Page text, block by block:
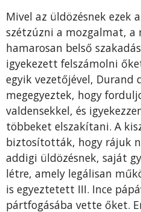
Mivel az üldözésnek ezek
szétzúzni a mozgalmat, a
hamarosan belső
igyekezett felszámolni
egyik vezetőjével, Durand
megegyeztek, hogy
valdensekkel, és
többeket elszakítani. A
biztosították, hogy rájuk
ad­digi üldözésnek, saját
létre, amely legálisan
is egyeztetett III. Ince
pártfogásába vette őket.